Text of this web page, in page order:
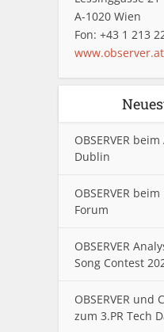
A-1020 Wien
Fon: +43 1 213
www.observer.at
OBSERVER
Dublin
OBSERVER
Forum
OBSERVER
Song Contest
OBSERVER und
zum 3.PR Tech